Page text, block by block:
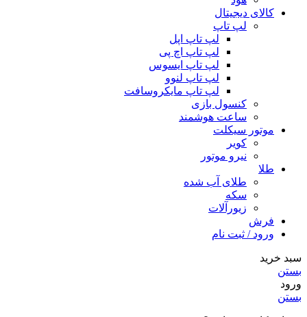
کالای دیجیتال
لپ تاپ
لپ تاپ اپل
لپ تاپ اچ پی
لپ تاپ ایسوس
لپ تاپ لنوو
لپ تاپ مایکروسافت
کنسول بازی
ساعت هوشمند
موتور سیکلت
کویر
نیرو موتور
طلا
طلای آب شده
سکه
زیورآلات
فرش
ورود / ثبت نام
سبد خرید
بستن
ورود
بستن